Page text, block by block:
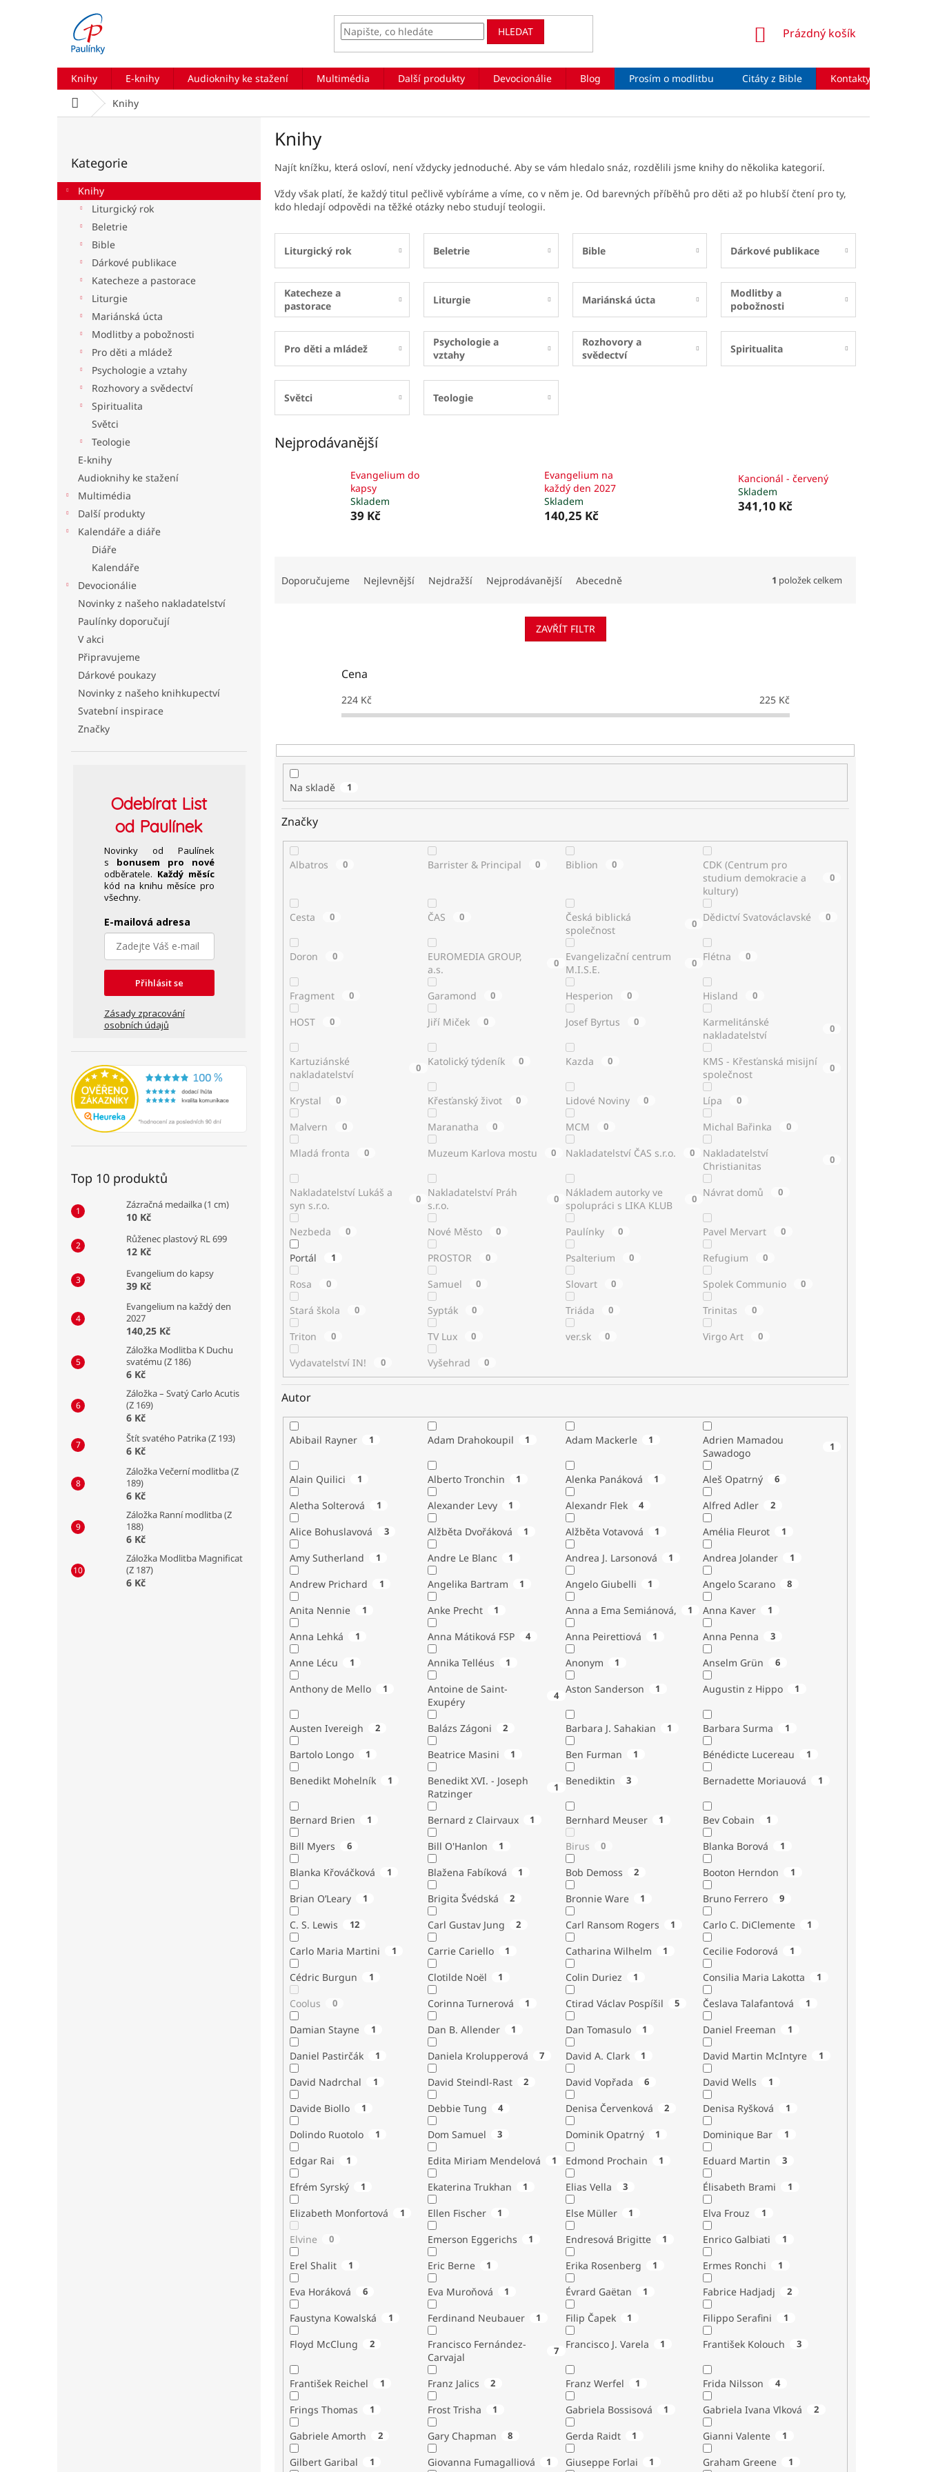
HLEDAT
NÁKUPNÍ
Prázdný košík
Knihy E-knihy Audioknihy ke stažení Multimédia Další produkty Devocionálie Blog Prosím o modlitbu Citáty z Bible Kontakty
Domů Knihy
r
a
kategorie
Kategorie
Knihy
Liturgický rok
Beletrie
Bible
Dárkové publikace
Katecheze a pastorace
Liturgie
Mariánská úcta
Modlitby a pobožnosti
Pro děti a mládež
Psychologie a vztahy
Rozhovory a svědectví
Spiritualita
Světci
Teologie
E-knihy
Audioknihy ke stažení
Multimédia
Další produkty
Kalendáře a diáře
Diáře
Kalendáře
Devocionálie
Novinky z našeho nakladatelství
Paulínky doporučují
V akci
Připravujeme
Dárkové poukazy
Novinky z našeho knihkupectví
Svatební inspirace
Značky
OdebíratList
od Paulínek
Novinky od Paulínek
s bonusem pro nové
odběratele. Každý měsíc
kód na knihu měsíce pro
všechny.
E-mailová adresa
Přihlásit se
Zásady zpracování
osobních údajů
Top 10 produktů
Zázračná medailka (1 cm)
10 Kč
Růženec plastový RL 699
12 Kč
Evangelium do kapsy
39 Kč
Evangelium na každý den
2027
140,25 Kč
Záložka Modlitba K Duchu
svatému (Z 186)
6 Kč
Záložka – Svatý Carlo Acutis
(Z 169)
6 Kč
Štít svatého Patrika (Z 193)
6 Kč
Záložka Večerní modlitba (Z
189)
6 Kč
Záložka Ranní modlitba (Z
188)
6 Kč
Záložka Modlitba Magnificat
(Z 187)
6 Kč
Knihy
Najít knížku, která osloví, není vždycky jednoduché. Aby se vám hledalo snáz, rozdělili jsme knihy do několika kategorií.
Vždy však platí, že každý titul pečlivě vybíráme a víme, co v něm je. Od barevných příběhů pro děti až po hlubší čtení pro ty,
kdo hledají odpovědi na těžké otázky nebo studují teologii.
Liturgický rok Beletrie Bible Dárkové publikace
Katecheze a
pastorace
Liturgie Mariánská úcta
Modlitby a
pobožnosti
Pro děti a mládež
Psychologie a
vztahy
Rozhovory a
svědectví
Spiritualita
Světci Teologie
Nejprodávanější
Evangelium do
kapsy
Skladem
39 Kč
Evangelium na
každý den 2027
Skladem
140,25 Kč
Kancionál - červený
Skladem
341,10 Kč
t
ů
Doporučujeme Nejlevnější Nejdražší Nejprodávanější Abecedně 1 položek celkem
ZAVŘÍT FILTR
Cena
224Kč 225Kč
Na skladě 1
Značky
Albatros 0 Barrister & Principal 0 Biblion 0
CDK (Centrum pro
studium demokracie a
kultury)
0
Cesta 0 ČAS 0
Česká biblická
společnost
0 Dědictví Svatováclavské 0
Doron 0
EUROMEDIA GROUP,
a.s.
0
Evangelizační centrum
M.I.S.E.
0 Flétna 0
Fragment 0 Garamond 0 Hesperion 0 Hisland 0
HOST 0 Jiří Miček 0 Josef Byrtus 0
Karmelitánské
nakladatelství
0
Kartuziánské
nakladatelství
0 Katolický týdeník 0 Kazda 0
KMS - Křesťanská misijní
společnost
0
Krystal 0 Křesťanský život 0 Lidové Noviny 0 Lípa 0
Malvern 0 Maranatha 0 MCM 0 Michal Bařinka 0
Mladá fronta 0 Muzeum Karlova mostu 0 Nakladatelství ČAS s.r.o. 0
Nakladatelství
Christianitas
0
Nakladatelství Lukáš a
syn s.r.o.
0
Nakladatelství Práh
s.r.o.
0
Nákladem autorky ve
spolupráci s LIKA KLUB
0 Návrat domů 0
Nezbeda 0 Nové Město 0 Paulínky 0 Pavel Mervart 0
Portál 1 PROSTOR 0 Psalterium 0 Refugium 0
Rosa 0 Samuel 0 Slovart 0 Spolek Communio 0
Stará škola 0 Sypták 0 Triáda 0 Trinitas 0
Triton 0 TV Lux 0 ver.sk 0 Virgo Art 0
Vydavatelství IN! 0 Vyšehrad 0
Autor
Abibail Rayner 1 Adam Drahokoupil 1 Adam Mackerle 1
Adrien Mamadou
Sawadogo
1
Alain Quilici 1 Alberto Tronchin 1 Alenka Panáková 1 Aleš Opatrný 6
Aletha Solterová 1 Alexander Levy 1 Alexandr Flek 4 Alfred Adler 2
Alice Bohuslavová 3 Alžběta Dvořáková 1 Alžběta Votavová 1 Amélia Fleurot 1
Amy Sutherland 1 Andre Le Blanc 1 Andrea J. Larsonová 1 Andrea Jolander 1
Andrew Prichard 1 Angelika Bartram 1 Angelo Giubelli 1 Angelo Scarano 8
Anita Nennie 1 Anke Precht 1 Anna a Ema Semiánová, 1 Anna Kaver 1
Anna Lehká 1 Anna Mátiková FSP 4 Anna Peirettiová 1 Anna Penna 3
Anne Lécu 1 Annika Telléus 1 Anonym 1 Anselm Grün 6
Anthony de Mello 1
Antoine de Saint-
Exupéry
4 Aston Sanderson 1 Augustin z Hippo 1
Austen Ivereigh 2 Balázs Zágoni 2 Barbara J. Sahakian 1 Barbara Surma 1
Bartolo Longo 1 Beatrice Masini 1 Ben Furman 1 Bénédicte Lucereau 1
Benedikt Mohelník 1
Benedikt XVI. - Joseph
Ratzinger
1 Benediktin 3 Bernadette Moriauová 1
Bernard Brien 1 Bernard z Clairvaux 1 Bernhard Meuser 1 Bev Cobain 1
Bill Myers 6 Bill O'Hanlon 1 Birus 0 Blanka Borová 1
Blanka Křováčková 1 Blažena Fabíková 1 Bob Demoss 2 Booton Herndon 1
Brian O’Leary 1 Brigita Švédská 2 Bronnie Ware 1 Bruno Ferrero 9
C. S. Lewis 12 Carl Gustav Jung 2 Carl Ransom Rogers 1 Carlo C. DiClemente 1
Carlo Maria Martini 1 Carrie Cariello 1 Catharina Wilhelm 1 Cecilie Fodorová 1
Cédric Burgun 1 Clotilde Noël 1 Colin Duriez 1 Consilia Maria Lakotta 1
Coolus 0 Corinna Turnerová 1 Ctirad Václav Pospíšil 5 Česlava Talafantová 1
Damian Stayne 1 Dan B. Allender 1 Dan Tomasulo 1 Daniel Freeman 1
Daniel Pastirčák 1 Daniela Krolupperová 7 David A. Clark 1 David Martin McIntyre 1
David Nadrchal 1 David Steindl-Rast 2 David Vopřada 6 David Wells 1
Davide Biollo 1 Debbie Tung 4 Denisa Červenková 2 Denisa Ryšková 1
Dolindo Ruotolo 1 Dom Samuel 3 Dominik Opatrný 1 Dominique Bar 1
Edgar Rai 1 Edita Miriam Mendelová 1 Edmond Prochain 1 Eduard Martin 3
Efrém Syrský 1 Ekaterina Trukhan 1 Elias Vella 3 Élisabeth Brami 1
Elizabeth Monfortová 1 Ellen Fischer 1 Else Müller 1 Elva Frouz 1
Elvine 0 Emerson Eggerichs 1 Endresová Brigitte 1 Enrico Galbiati 1
Erel Shalit 1 Eric Berne 1 Erika Rosenberg 1 Ermes Ronchi 1
Eva Horáková 6 Eva Muroňová 1 Évrard Gaëtan 1 Fabrice Hadjadj 2
Faustyna Kowalská 1 Ferdinand Neubauer 1 Filip Čapek 1 Filippo Serafini 1
Floyd McClung 2
Francisco Fernández-
Carvajal
7 Francisco J. Varela 1 František Kolouch 3
František Reichel 1 Franz Jalics 2 Franz Werfel 1 Frida Nilsson 4
Frings Thomas 1 Frost Trisha 1 Gabriela Bossisová 1 Gabriela Ivana Vlková 2
Gabriele Amorth 2 Gary Chapman 8 Gerda Raidt 1 Gianni Valente 1
Gilbert Garibal 1 Giovanna Fumagalliová 1 Giuseppe Forlai 1 Graham Greene 1